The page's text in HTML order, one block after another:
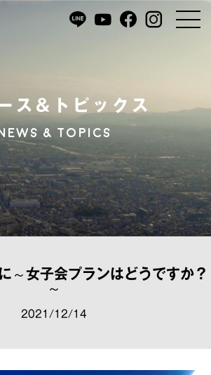
ス&トピックス
& TOPICS
～女子会プランはどうですか？
～
2021/12/14